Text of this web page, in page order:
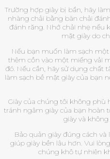
Trường hợp giày bị bẩn, hãy
nhàng chải bằng bàn chải
đánh răng. Nhớ chải nhẹ nếu
mặt giày do
Nếu bạn muốn làm sạch
thêm cồn vào một miếng vải
đó. Nếu cần, hãy sử dụng chất
làm sạch bề mặt giày của
Giày của chúng tôi không phù
tránh ngâm giày của bạn hoàn
giày và
Bảo quản giày đúng cách và
giúp giày bền lâu hơn. Vui
chúng khô tự nhiên